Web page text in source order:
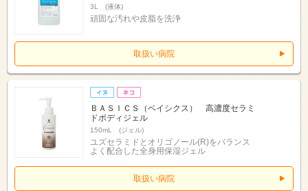
3L (液体)
頑固な汚れや皮脂を洗浄
取扱い病院
ＢＡＳＩＣＳ（ベイシクス） 高濃度セラミ
ドボディジェル
150mL (ジェル)
ユズセラミドとオリゴノール(R)をバランス
よく配合した全身用保湿ジェル
取扱い病院